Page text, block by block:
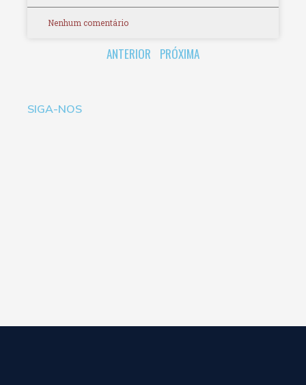
Nenhum comentário
ANTERIOR PRÓXIMA
SIGA-NOS